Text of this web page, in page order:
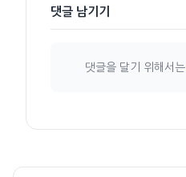
댓글 남기기
댓글을 달기 위해서는